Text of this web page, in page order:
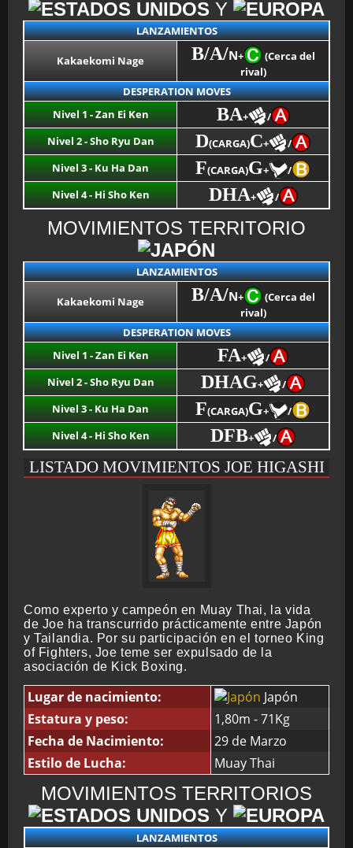
Y
LANZAMIENTOS
Kakaekomi Nage B/A/N+
(Cerca del
rival)
DESPERATION MOVES
Nivel 1 - Zan Ei Ken
BA+
/
Nivel 2 - Sho Ryu Dan
D(CARGA)C+
/
Nivel 3 - Ku Ha Dan
F(CARGA)G+
/
Nivel 4 - Hi Sho Ken
DHA+ /
MOVIMIENTOS TERRITORIO
LANZAMIENTOS
Kakaekomi Nage B/A/N+
(Cerca del
rival)
DESPERATION MOVES
Nivel 1 - Zan Ei Ken
FA+
/
Nivel 2 - Sho Ryu Dan
DHAG+
/
Nivel 3 - Ku Ha Dan
F(CARGA)G+
/
Nivel 4 - Hi Sho Ken
DFB+ /
LISTADO MOVIMIENTOS JOE HIGASHI
Como experto y campeón en Muay Thai, la vida
de Joe ha transcurrido prácticamente entre Japón
y Tailandia. Por su participación en el torneo King
of Fighters, Joe teme ser expulsado de la
asociación de Kick Boxing.
Lugar de nacimiento:
Japón
Estatura y peso:
1,80m - 71Kg
Fecha de Nacimiento:
29 de Marzo
Estilo de Lucha:
Muay Thai
MOVIMIENTOS TERRITORIOS
Y
LANZAMIENTOS